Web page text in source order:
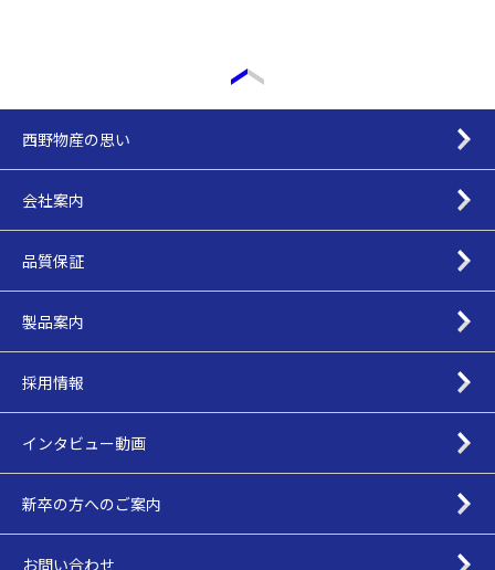
西野物産の思い
会社案内
品質保証
製品案内
採用情報
インタビュー動画
新卒の方へのご案内
お問い合わせ